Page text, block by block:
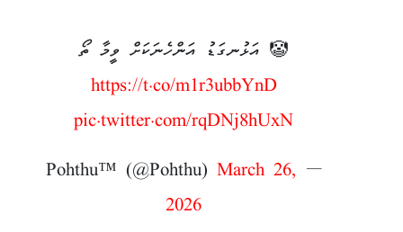
އަޅުނގަޑު އަންހެނަކަށް ވީމާ ތޯ 🤡
https://t.co/m1r3ubbYnD
pic.twitter.com/rqDNj8hUxN
— Pohthu™ (@Pohthu)
March 26,
2026